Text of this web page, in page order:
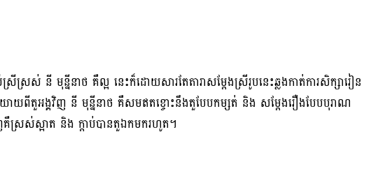
ស់ នី មុន្នីនាថ គឺល្អ នេះក៏ដោយសារតែតារាសម្ដែងស្រីរូបនេះឆ្លងកាត់ការសិក្សារៀន
យពីតួអង្គវិញ នី មុន្នីនាថ គឺសមឥតខ្ចោះនឹងតួបែបកម្សត់ និង សម្ដែងរឿងបែបបុរាណ
ស្រស់ស្អាត និង ក្តាប់បានតួឯកមករហូត។